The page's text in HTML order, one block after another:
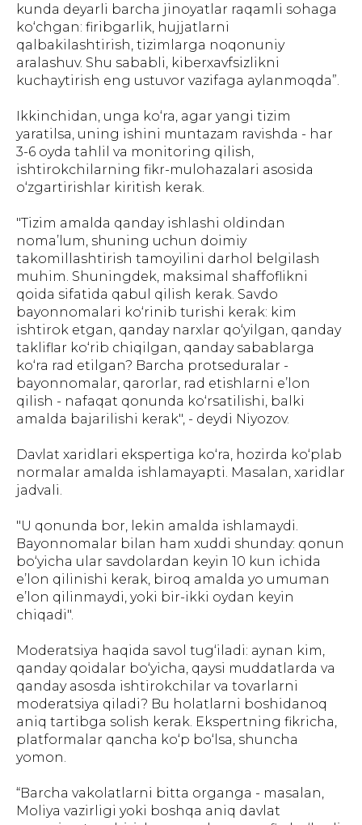
kunda deyarli barcha jinoyatlar raqamli sohaga
ko‘chgan: firibgarlik, hujjatlarni
qalbakilashtirish, tizimlarga noqonuniy
aralashuv. Shu sababli, kiberxavfsizlikni
kuchaytirish eng ustuvor vazifaga aylanmoqda”.
Ikkinchidan, unga ko‘ra, agar yangi tizim
yaratilsa, uning ishini muntazam ravishda - har
3-6 oyda tahlil va monitoring qilish,
ishtirokchilarning fikr-mulohazalari asosida
o‘zgartirishlar kiritish kerak.
"Tizim amalda qanday ishlashi oldindan
noma’lum, shuning uchun doimiy
takomillashtirish tamoyilini darhol belgilash
muhim. Shuningdek, maksimal shaffoflikni
qoida sifatida qabul qilish kerak. Savdo
bayonnomalari ko‘rinib turishi kerak: kim
ishtirok etgan, qanday narxlar qo‘yilgan, qanday
takliflar ko‘rib chiqilgan, qanday sabablarga
ko‘ra rad etilgan? Barcha protseduralar -
bayonnomalar, qarorlar, rad etishlarni e’lon
qilish - nafaqat qonunda ko‘rsatilishi, balki
amalda bajarilishi kerak", - deydi Niyozov.
Davlat xaridlari ekspertiga ko‘ra, hozirda ko‘plab
normalar amalda ishlamayapti. Masalan, xaridlar
jadvali.
"U qonunda bor, lekin amalda ishlamaydi.
Bayonnomalar bilan ham xuddi shunday: qonun
bo‘yicha ular savdolardan keyin 10 kun ichida
e’lon qilinishi kerak, biroq amalda yo umuman
e’lon qilinmaydi, yoki bir-ikki oydan keyin
chiqadi".
Moderatsiya haqida savol tug‘iladi: aynan kim,
qanday qoidalar bo‘yicha, qaysi muddatlarda va
qanday asosda ishtirokchilar va tovarlarni
moderatsiya qiladi? Bu holatlarni boshidanoq
aniq tartibga solish kerak. Ekspertning fikricha,
platformalar qancha ko‘p bo‘lsa, shuncha
yomon.
“Barcha vakolatlarni bitta organga - masalan,
Moliya vazirligi yoki boshqa aniq davlat